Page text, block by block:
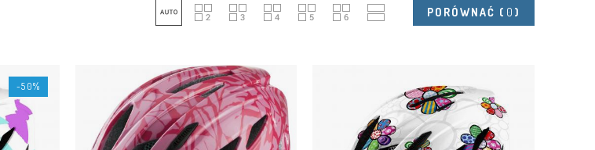
PORÓWNAĆ ( 0 )
-50%